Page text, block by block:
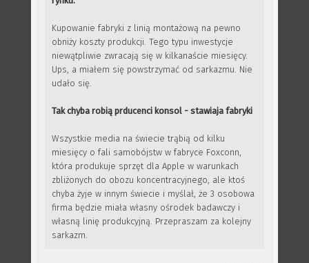
Kupowanie fabryki z linią montażową na pewno
obniży koszty produkcji. Tego typu inwestycje
niewątpliwie zwracają się w kilkanaście miesięcy.
Ups, a miałem się powstrzymać od sarkazmu. Nie
udało się.
Tak chyba robią prducenci konsol - stawiaja fabryki
Wszystkie media na świecie trąbią od kilku
miesięcy o fali samobójstw w fabryce Foxconn,
która produkuje sprzęt dla Apple w warunkach
zbliżonych do obozu koncentracyjnego, ale ktoś
chyba żyje w innym świecie i myślał, że 3 osobowa
firma będzie miała własny ośrodek badawczy i
własną linię produkcyjną. Przepraszam za kolejny
sarkazm.